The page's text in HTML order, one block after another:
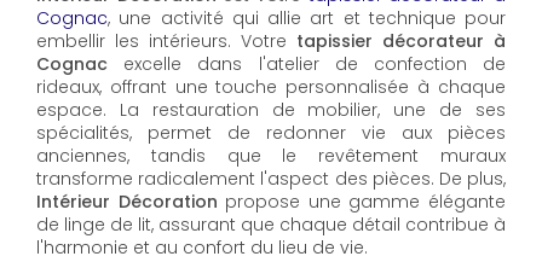
Cognac, une activité qui allie art et technique pour
embellir les intérieurs. Votre tapissier décorateur à
Cognac excelle dans l'atelier de confection de
rideaux, offrant une touche personnalisée à chaque
espace. La restauration de mobilier, une de ses
spécialités, permet de redonner vie aux pièces
anciennes, tandis que le revêtement muraux
transforme radicalement l'aspect des pièces. De plus,
Intérieur Décoration propose une gamme élégante
de linge de lit, assurant que chaque détail contribue à
l'harmonie et au confort du lieu de vie.